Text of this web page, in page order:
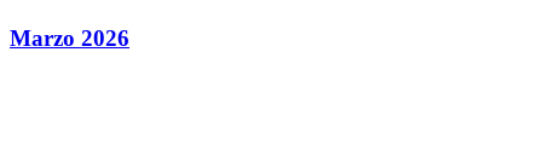
Marzo 2026